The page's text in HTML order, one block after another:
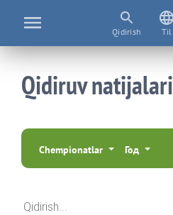
Qidirish Til
Qidiruv natijalari
Chempionatlar Год
Qidirish...